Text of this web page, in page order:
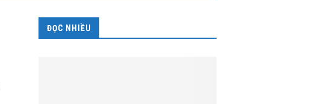
ĐỌC NHIỀU